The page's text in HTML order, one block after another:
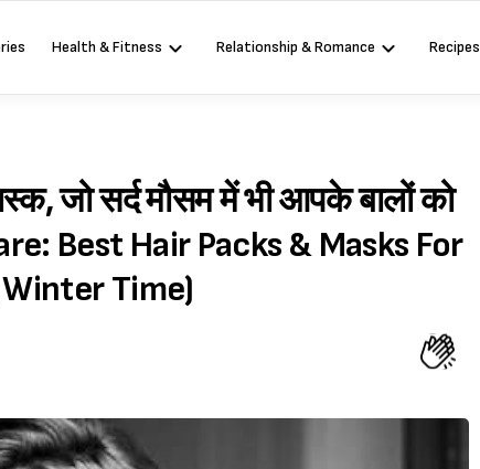
Health & Fitness Relationship & Romance Recipes
जो सर्द मौसम में भी आपके बालों को
Best Hair Packs & Masks For
Time)